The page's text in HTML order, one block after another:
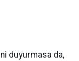
duyurmasa da,